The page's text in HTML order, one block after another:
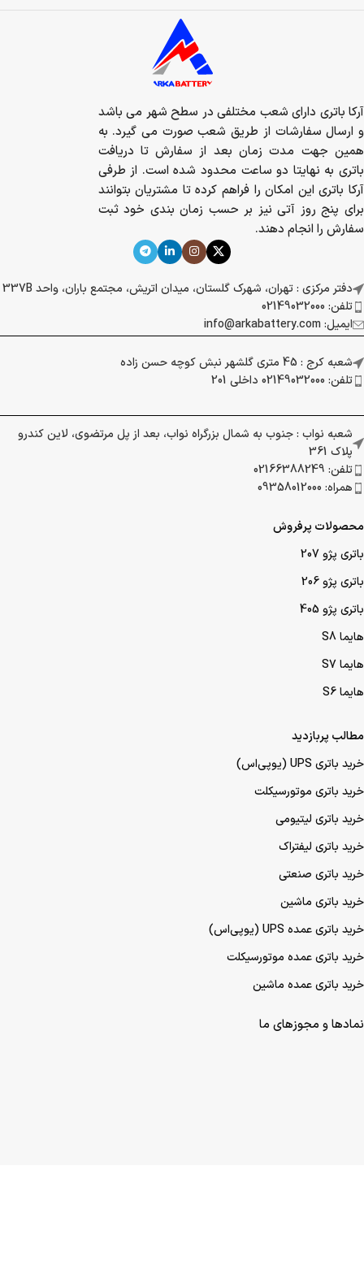
آرکا باتری دارای شعب مختلفی در سطح شهر می باشد
و ارسال سفارشات از طریق شعب صورت می گیرد. به
همین جهت مدت زمان بعد از سفارش تا دریافت
باتری به نهایتا دو ساعت محدود شده است. از طرفی
آرکا باتری این امکان را فراهم کرده تا مشتریان بتوانند
برای پنج روز آتی نیز بر حسب زمان بندی خود ثبت
سفارش را انجام دهند.
دفتر مرکزی : تهران، شهرک گلستان، میدان اتریش، مجتمع باران، واحد 337B
تلفن: 02149032000
ایمیل: info@arkabattery.com
شعبه کرج : 45 متری گلشهر نبش کوچه حسن زاده
تلفن: 02149032000 داخلی 201
شعبه نواب : جنوب به شمال بزرگراه نواب، بعد از پل مرتضوی، لاین کندرو
پلاک 361
تلفن: 02166388249
همراه: 09358012000
محصولات پرفروش
باتری پژو 207
باتری پژو 206
باتری پژو 405
هایما S8
هایما S7
هایما S6
مطالب پربازدید
خرید باتری UPS (یو‌پی‌اس)
خرید باتری موتورسیکلت
خرید باتری لیتیومی
خرید باتری لیفتراک
خرید باتری صنعتی
خرید باتری ماشین
خرید باتری عمده UPS (یو‌پی‌اس)
خرید باتری عمده موتورسیکلت
خرید باتری عمده ماشین
نمادها و مجوزهای ما